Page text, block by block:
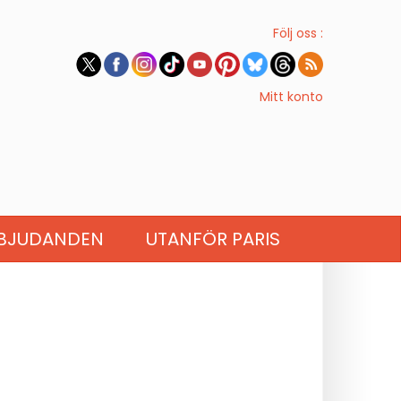
Följ oss :
Mitt konto
UTANFÖR PARIS